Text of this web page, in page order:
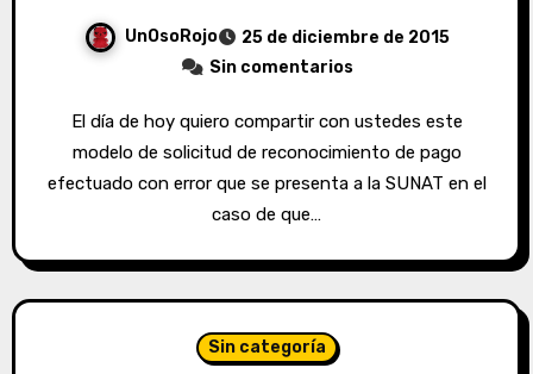
UnOsoRojo
25 de diciembre de 2015
Sin comentarios
El día de hoy quiero compartir con ustedes este
modelo de solicitud de reconocimiento de pago
efectuado con error que se presenta a la SUNAT en el
caso de que…
Sin categoría